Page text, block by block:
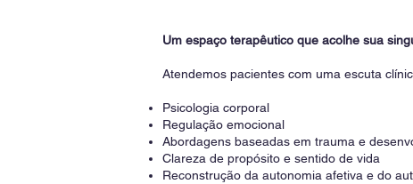
Um espaço terapêutico que acolhe sua
Atendemos pacientes com uma escuta
Psicologia corporal
Regulação emocional
Abordagens baseadas em trauma e
Clareza de propósito e sentido de vida
Reconstrução da autonomia afetiva e do